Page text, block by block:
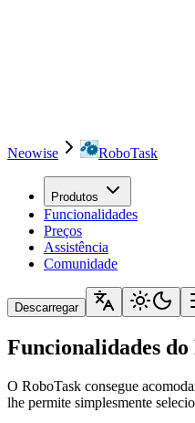
Neowise RoboTask
Produtos
Funcionalidades
Preços
Assistência
Comunidade
Descarregar
Funcionalidades do
O RoboTask consegue
lhe permite simplesmente